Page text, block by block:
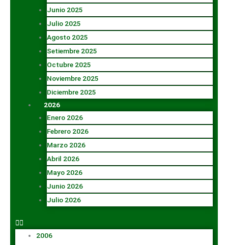
Junio 2025
Julio 2025
Agosto 2025
Setiembre 2025
Octubre 2025
Noviembre 2025
Diciembre 2025
2026
Enero 2026
Febrero 2026
Marzo 2026
Abril 2026
Mayo 2026
Junio 2026
Julio 2026
2006